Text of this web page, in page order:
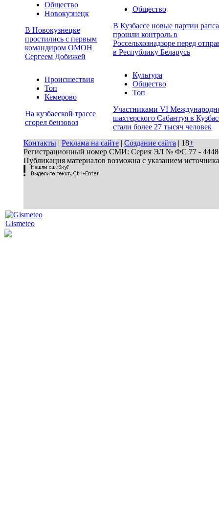
Общество
Новокузнецк
В Новокузнецке
простились с первым
командиром ОМОН
Сергеем Добижей
Общество
В Кузбассе новые партии рапса
прошли контроль в
Россельхознадзоре перед
в Республику Беларусь
Происшествия
Топ
Кемерово
На кузбасской трассе
сгорел бензовоз
Культура
Общество
Топ
Участниками VI
шахтерского Сабантуя в
стали более 27 тысяч человек
Контакты | Реклама на сайте | Создание сайта | 18+
Регистрационный номер СМИ: Серия ЭЛ № ФС 77 - 44486
Публикация материалов возможна с указанием
Gismeteo